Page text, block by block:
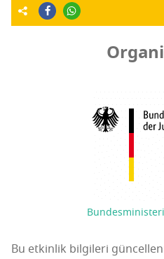
Bu etkinlik bilgileri